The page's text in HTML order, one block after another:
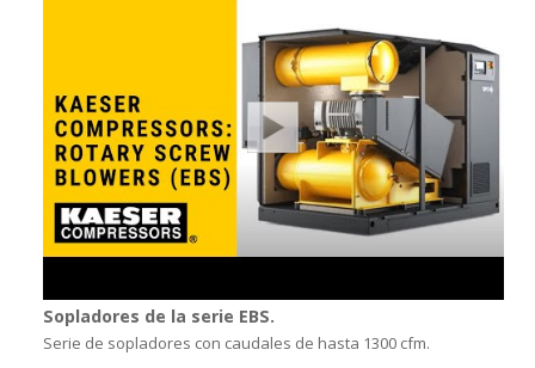
Sopladores de la serie EBS.
Serie de sopladores con caudales de hasta 1300 cfm.